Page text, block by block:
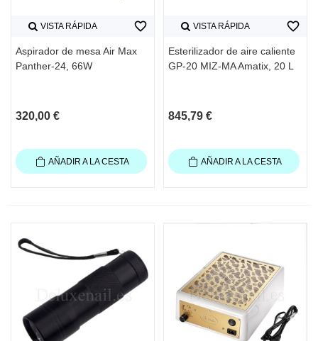
VISTA RÁPIDA
Aspirador de mesa Air Max
Panther-24, 66W
320,00 €
favorite_border
AÑADIR A LA CESTA
VISTA RÁPIDA
Esterilizador de aire caliente
GP-20 MIZ-MA Amatix, 20 L
845,79 €
favorite_border
AÑADIR A LA CESTA